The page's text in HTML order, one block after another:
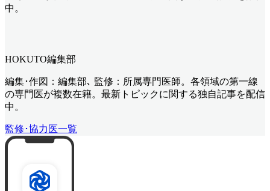
中。
HOKUTO編集部
編集･作図：編集部､ 監修：所属専門医師。各領域の第一線
の専門医が複数在籍。最新トピックに関する独自記事を配信
中。
監修･協力医一覧